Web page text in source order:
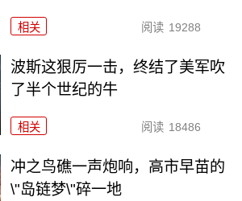
相关 阅读 19288
波斯这狠厉一击，终结了美军吹
了半个世纪的牛
相关 阅读 18486
冲之鸟礁一声炮响，高市早苗的
\"岛链梦\"碎一地